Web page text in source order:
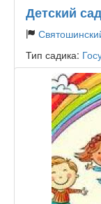
Детский
Тип садика: